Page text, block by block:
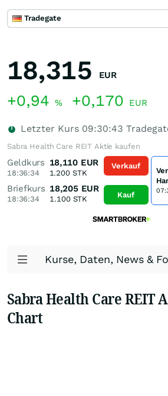
Tradegate
18,315 EUR
+0,94 % +0,170 EUR
Letzter Kurs 09:30:43
Sabra Health Care REIT Aktie kaufen
Geldkurs
18:36:34
18,110 EUR
1.200STK
Briefkurs
18:36:34
18,205 EUR
1.100STK
Verkauf
Kauf
Kurse, Daten, News &
Sabra Health Care REIT
Chart